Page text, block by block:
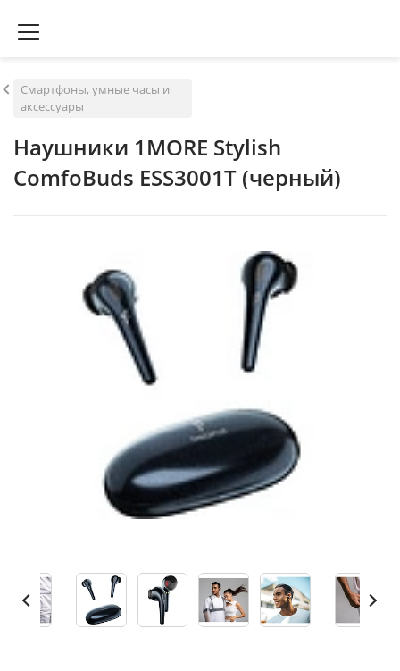
Смартфоны, умные часы и
аксессуары
Наушники 1MORE Stylish
ComfoBuds ESS3001T (черный)